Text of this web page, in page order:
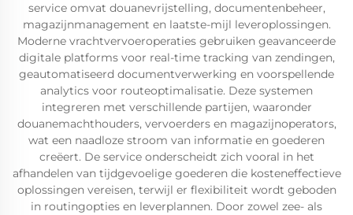
service omvat douanevrijstelling, documentenbeheer,
magazijnmanagement en laatste-mijl leveroplossingen.
Moderne vrachtvervoeroperaties gebruiken geavanceerde
digitale platforms voor real-time tracking van zendingen,
geautomatiseerd documentverwerking en voorspellende
analytics voor routeoptimalisatie. Deze systemen
integreren met verschillende partijen, waaronder
douanemachthouders, vervoerders en magazijnoperators,
wat een naadloze stroom van informatie en goederen
creëert. De service onderscheidt zich vooral in het
afhandelen van tijdgevoelige goederen die kosteneffectieve
oplossingen vereisen, terwijl er flexibiliteit wordt geboden
in routingopties en leverplannen. Door zowel zee- als